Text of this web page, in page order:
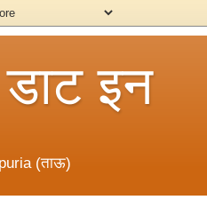
इन
(ताऊ)